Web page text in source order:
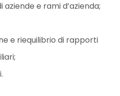
e rami d’azienda;
e riequilibrio di rapporti